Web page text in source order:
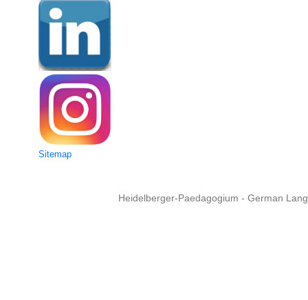
Sitemap
Heidelberger-Paedagogium - German